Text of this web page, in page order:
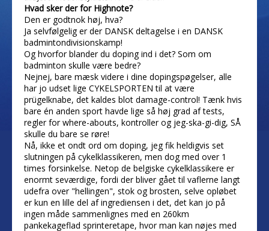
Hvad sker der for Highnote?
Den er godtnok høj, hva?
Ja selvfølgelig er der DANSK deltagelse i en DANSK
badmintondivisionskamp!
Og hvorfor blander du doping ind i det? Som om
badminton skulle være bedre?
Nejnej, bare mæsk videre i dine dopingspøgelser, alle
har jo udset lige CYKELSPORTEN til at være
prügelknabe, det kaldes blot damage-control! Tænk hvis
bare én anden sport havde lige så høj grad af tests,
regler for where-abouts, kontroller og jeg-ska-gi-dig, SÅ
skulle du bare se røre!
Nå, ikke et ondt ord om doping, jeg fik heldigvis set
slutningen på cykelklassikeren, men dog med over 1
times forsinkelse. Netop de belgiske cykelklassikere er
enormt seværdige, fordi der bliver gået til vaflerne langt
udefra over "hellingen", stok og brosten, selve opløbet
er kun en lille del af ingrediensen i det, det kan jo på
ingen måde sammenlignes med en 260km
pankekageflad sprinteretape, hvor man kan nøjes med